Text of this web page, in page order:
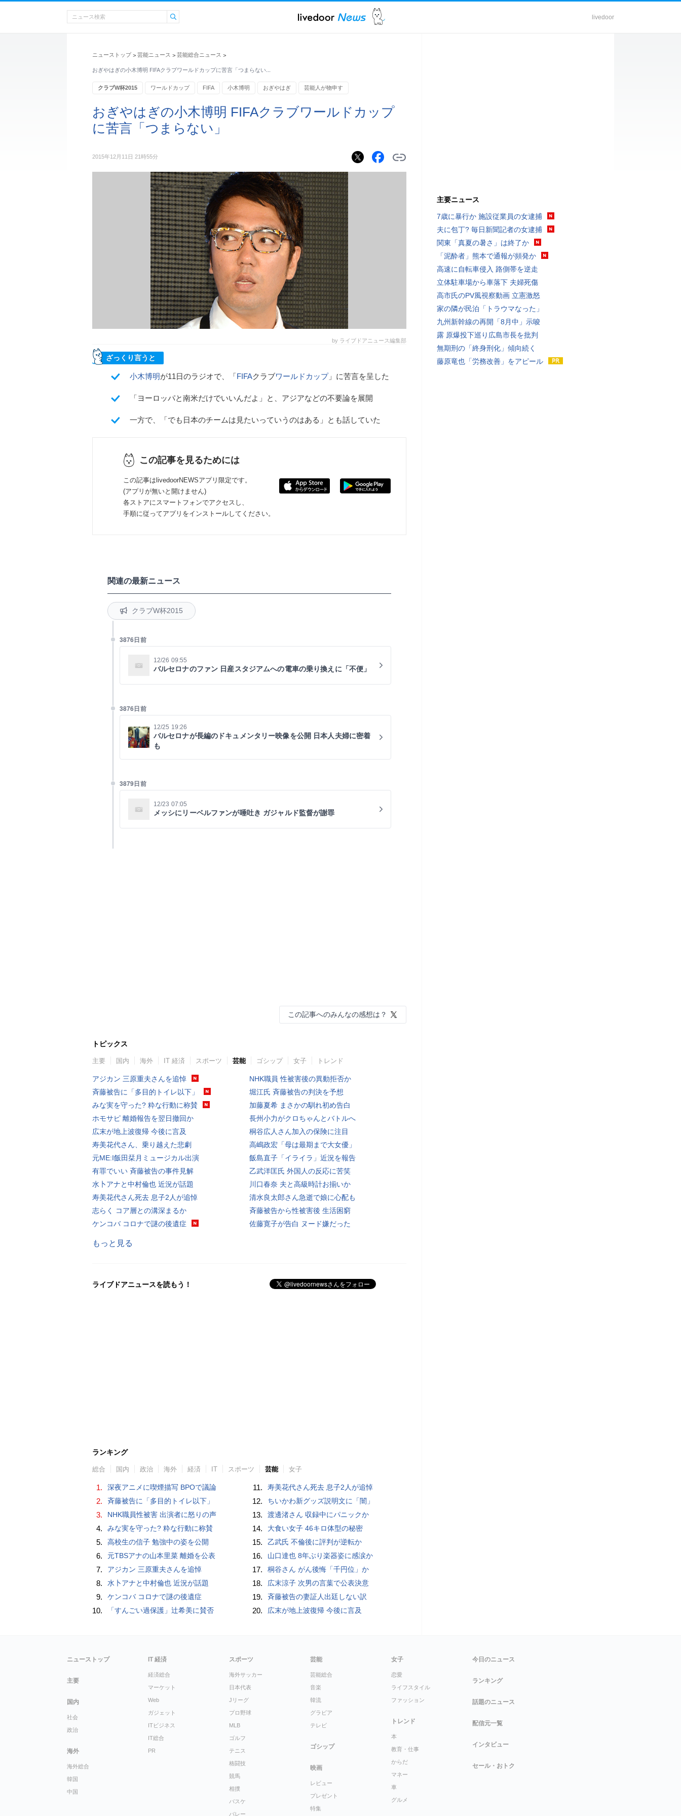
livedoor
ニューストップ > 芸能ニュース > 芸能総合ニュース >
おぎやはぎの小木博明 FIFAクラブワールドカップに苦言「つまらない…
クラブW杯2015 ワールドカップ FIFA 小木博明 おぎやはぎ 芸能人が物申す
おぎやはぎの小木博明 FIFAクラブワールドカップ
に苦言「つまらない」
2015年12月11日 21時55分
by ライブドアニュース編集部
ざっくり言うと
小木博明が11日のラジオで、「FIFAクラブワールドカップ」に苦言を呈した
「ヨーロッパと南米だけでいいんだよ」と、アジアなどの不要論を展開
一方で、「でも日本のチームは見たいっていうのはある」とも話していた
この記事を見るためには
この記事はlivedoorNEWSアプリ限定です。
(アプリが無いと開けません)
各ストアにスマートフォンでアクセスし、
手順に従ってアプリをインストールしてください。
関連の最新ニュース
クラブW杯2015
3876日前
12/26 09:55
バルセロナのファン 日産スタジアムへの電車の乗り換えに「不便」
3876日前
12/25 19:26
バルセロナが長編のドキュメンタリー映像を公開 日本人夫婦に密着
も
3879日前
12/23 07:05
メッシにリーベルファンが唾吐き ガジャルド監督が謝罪
この記事へのみんなの感想は？
トピックス
主要 国内 海外 IT 経済 スポーツ 芸能 ゴシップ 女子 トレンド
アジカン 三原重夫さんを追悼
斉藤被告に「多目的トイレ以下」
みな実を守った? 粋な行動に称賛
ホモサピ 離婚報告を翌日撤回か
広末が地上波復帰 今後に言及
寿美花代さん、乗り越えた悲劇
元ME:I飯田栞月ミュージカル出演
有罪でいい 斉藤被告の事件見解
水卜アナと中村倫也 近況が話題
寿美花代さん死去 息子2人が追悼
志らく コア層との溝深まるか
ケンコバ コロナで謎の後遺症
NHK職員 性被害後の異動拒否か
堀江氏 斉藤被告の判決を予想
加藤夏希 まさかの馴れ初め告白
長州小力がクロちゃんとバトルへ
桐谷広人さん加入の保険に注目
高嶋政宏「母は最期まで大女優」
飯島直子「イライラ」近況を報告
乙武洋匡氏 外国人の反応に苦笑
川口春奈 夫と高級時計お揃いか
清水良太郎さん急逝で娘に心配も
斉藤被告から性被害後 生活困窮
佐藤寛子が告白 ヌード嫌だった
もっと見る
ライブドアニュースを読もう！
ランキング
総合 国内 政治 海外 経済 IT スポーツ 芸能 女子
1. 深夜アニメに喫煙描写 BPOで議論
2. 斉藤被告に「多目的トイレ以下」
3. NHK職員性被害 出演者に怒りの声
4. みな実を守った? 粋な行動に称賛
5. 高校生の信子 勉強中の姿を公開
6. 元TBSアナの山本里菜 離婚を公表
7. アジカン 三原重夫さんを追悼
8. 水卜アナと中村倫也 近況が話題
9. ケンコバ コロナで謎の後遺症
10. 「すんごい過保護」辻希美に賛否
11. 寿美花代さん死去 息子2人が追悼
12. ちいかわ新グッズ説明文に「闇」
13. 渡邊渚さん 収録中にパニックか
14. 大食い女子 46キロ体型の秘密
15. 乙武氏 不倫後に評判が逆転か
16. 山口達也 8年ぶり楽器姿に感涙か
17. 桐谷さん がん後悔「千円位」か
18. 広末涼子 次男の言葉で公表決意
19. 斉藤被告の妻証人出廷しない訳
20. 広末が地上波復帰 今後に言及
主要ニュース
7歳に暴行か 施設従業員の女逮捕
夫に包丁? 毎日新聞記者の女逮捕
関東「真夏の暑さ」は終了か
「泥酔者」熊本で通報が頻発か
高速に自転車侵入 路側帯を逆走
立体駐車場から車落下 夫婦死傷
高市氏のPV風視察動画 立憲激怒
家の隣が民泊「トラウマなった」
九州新幹線の再開「8月中」示唆
露 原爆投下巡り広島市長を批判
無期刑の「終身刑化」傾向続く
藤原竜也「労務改善」をアピール
ニューストップ
主要
国内
社会
政治
海外
海外総合
韓国
中国
IT 経済
経済総合
マーケット
Web
ガジェット
ITビジネス
IT総合
PR
スポーツ
海外サッカー
日本代表
Jリーグ
プロ野球
MLB
ゴルフ
テニス
格闘技
競馬
相撲
バスケ
バレー
芸能
芸能総合
音楽
韓流
グラビア
テレビ
ゴシップ
映画
レビュー
プレゼント
特集
女子
恋愛
ライフスタイル
ファッション
トレンド
本
教育・仕事
からだ
マネー
車
グルメ
今日のニュース
ランキング
話題のニュース
配信元一覧
インタビュー
セール・おトク